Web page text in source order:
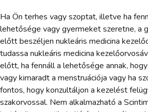
Ha Ön terhes vagy szoptat, illetve ha
lehetősége vagy gyermeket szeretne, a
előtt beszéljen nukleáris medicina
tudassa nukleáris medicina
előtt, ha fennáll a lehetősége annak,
vagy kimaradt a menstruációja vagy ha
fontos, hogy konzultáljon a kezelést
szakorvossal. Nem alkalmazható a